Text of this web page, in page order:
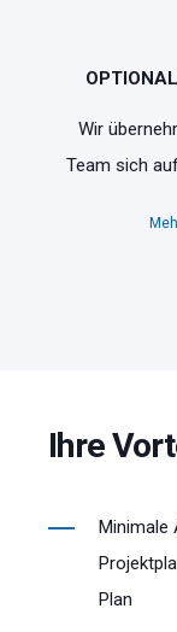
Wir
Team sich
Ihre
Minimale
Plan